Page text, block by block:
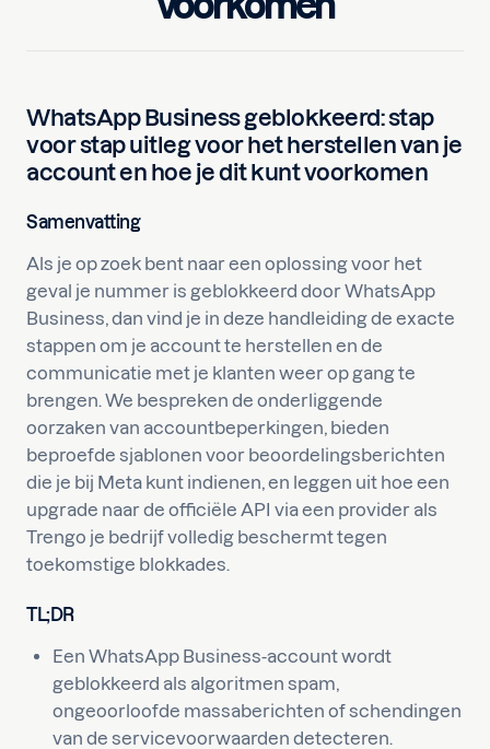
WhatsApp Business geblokkeerd: stap
voor stap uitleg voor het herstellen van je
account en hoe je dit kunt voorkomen
Samenvatting
Als je op zoek bent naar een oplossing voor het
geval je nummer is geblokkeerd door WhatsApp
Business, dan vind je in deze handleiding de exacte
stappen om je account te herstellen en de
communicatie met je klanten weer op gang te
brengen. We bespreken de onderliggende
oorzaken van accountbeperkingen, bieden
beproefde sjablonen voor beoordelingsberichten
die je bij Meta kunt indienen, en leggen uit hoe een
upgrade naar de officiële API via een provider als
Trengo je bedrijf volledig beschermt tegen
toekomstige blokkades.
TL;DR
Een WhatsApp Business-account wordt
geblokkeerd als algoritmen spam,
ongeoorloofde massaberichten of schendingen
van de servicevoorwaarden detecteren.